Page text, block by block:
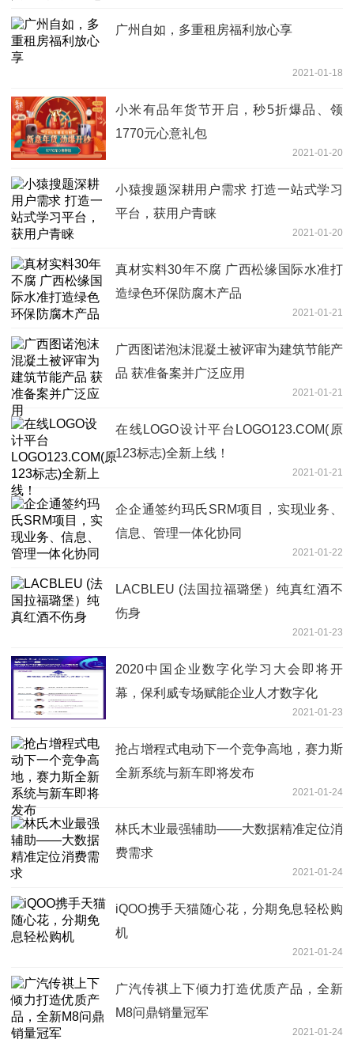
广州自如，多重租房福利放心享
2021-01-18
小米有品年货节开启，秒5折爆品、领
1770元心意礼包
2021-01-20
小猿搜题深耕用户需求 打造一站式学习
平台，获用户青睐
2021-01-20
真材实料30年不腐 广西松缘国际水准打
造绿色环保防腐木产品
2021-01-21
广西图诺泡沫混凝土被评审为建筑节能产
品 获准备案并广泛应用
2021-01-21
在线LOGO设计平台LOGO123.COM(原
123标志)全新上线！
2021-01-21
企企通签约玛氏SRM项目，实现业务、
信息、管理一体化协同
2021-01-22
LACBLEU (法国拉福璐堡）纯真红酒不
伤身
2021-01-23
2020中国企业数字化学习大会即将开
幕，保利威专场赋能企业人才数字化
2021-01-23
抢占增程式电动下一个竞争高地，赛力斯
全新系统与新车即将发布
2021-01-24
林氏木业最强辅助——大数据精准定位消
费需求
2021-01-24
iQOO携手天猫随心花，分期免息轻松购
机
2021-01-24
广汽传祺上下倾力打造优质产品，全新
M8问鼎销量冠军
2021-01-24